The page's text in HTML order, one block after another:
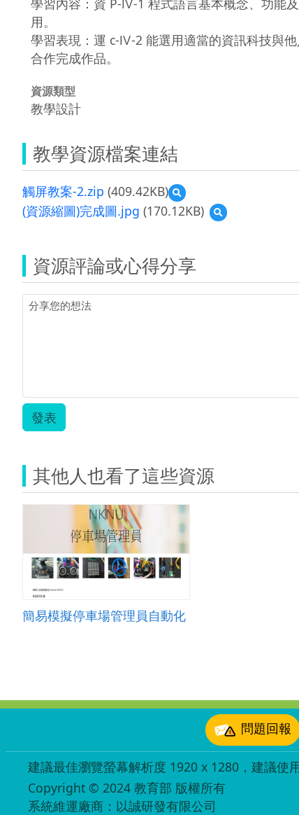
用。
學習表現：運 c-Ⅳ-2 能選用適當的資訊科技與他
合作完成作品。
資源類型
教學設計
教學資源檔案連結
觸屏教案-2.zip (409.42KB)
預
覽
觸
案-2.zip
(資源縮圖)完成圖.jpg (170.12KB)
預
覽
完
資源評論或心得分享
發表
其他人也看了這些資源
簡易模擬停車場管理員自動化
問題回報
建議最佳瀏覽螢幕解析度 1920 x 1280，建議使
Copyright © 2024 教育部 版權所有
系統維運廠商：以誠研發有限公司